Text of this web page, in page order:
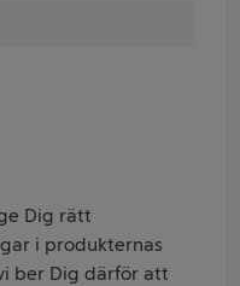
Dig rätt
i produkternas
ber Dig därför att